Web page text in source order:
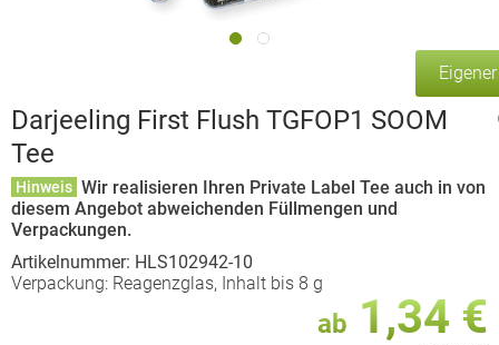
Darjeeling First Flush TGFOP1 SOOM
Tee
Hinweis Wir realisieren Ihren Private Label Tee auch in von
diesem Angebot abweichenden Füllmengen und
Verpackungen.
Artikelnummer: HLS102942-10
Verpackung: Reagenzglas, Inhalt bis 8 g
ab 1,34 €